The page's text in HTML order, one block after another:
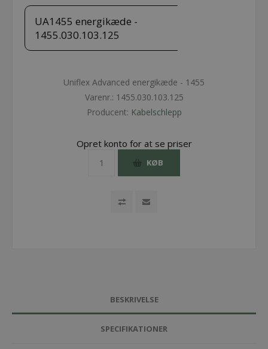
UA1455 energikæde -
1455.030.103.125
Uniflex Advanced energikæde - 1455
Varenr.: 1455.030.103.125
Producent: Kabelschlepp
Opret konto for at se priser
KØB
BESKRIVELSE
SPECIFIKATIONER